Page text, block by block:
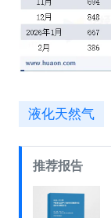
液化天然气
推荐报告